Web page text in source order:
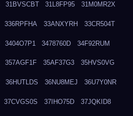
31BVSCBT 31L8FP95 31M0MR2X
336RPFHA 33ANXYRH 33CR504T
3404O7P1 3478760D 34F92RUM
357AGF1F 35AF37G3 35HVS0VG
36HUTLDS 36NU8MEJ 36U7Y0NR
37CVGS0S 37IHO75D 37JQKID8